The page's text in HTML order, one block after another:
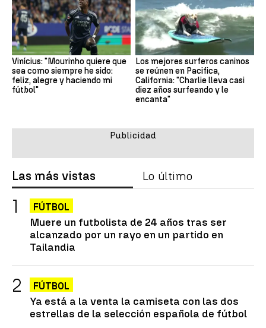
Vinícius: "Mourinho quiere que
sea como siempre he sido:
feliz, alegre y haciendo mi
fútbol"
Los mejores surferos caninos
se reúnen en Pacifica,
California: "Charlie lleva casi
diez años surfeando y le
encanta"
Las más vistas Lo último
FÚTBOL
Muere un futbolista de 24 años tras ser
alcanzado por un rayo en un partido en
Tailandia
FÚTBOL
Ya está a la venta la camiseta con las dos
estrellas de la selección española de fútbol